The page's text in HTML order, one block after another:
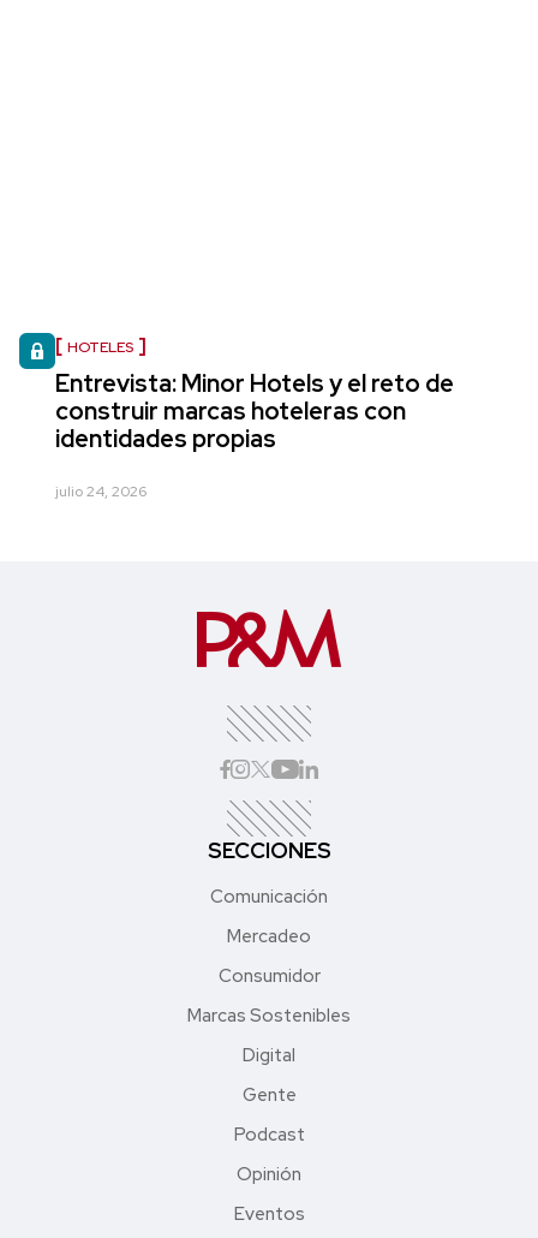
HOTELES
Entrevista: Minor Hotels y el reto de
construir marcas hoteleras con
identidades propias
julio 24, 2026
SECCIONES
Comunicación
Mercadeo
Consumidor
Marcas Sostenibles
Digital
Gente
Podcast
Opinión
Eventos